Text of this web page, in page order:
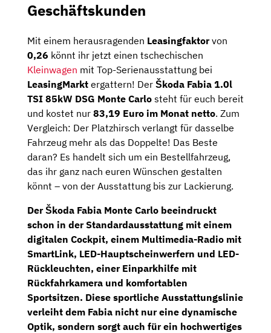
Geschäftskunden
Mit einem herausragenden Leasingfaktorvon
0,26 könnt ihr jetzt einen tschechischen
Kleinwagen mit Top-Serienausstattung bei
LeasingMarkt ergattern! Der Škoda Fabia 1.0l
TSI 85kW DSG Monte Carlo steht für euch bereit
und kostet nur 83,19 Euro im Monat netto. Zum
Vergleich: Der Platzhirsch verlangt für dasselbe
Fahrzeug mehr als das Doppelte! Das Beste
daran? Es handelt sich um ein Bestellfahrzeug,
das ihr ganz nach euren Wünschen gestalten
könnt – von der Ausstattung bis zur Lackierung.
Der Škoda Fabia Monte Carlo beeindruckt
schon in der Standardausstattung mit einem
digitalen Cockpit, einem Multimedia-Radio mit
SmartLink, LED-Hauptscheinwerfern und LED-
Rückleuchten, einer Einparkhilfe mit
Rückfahrkamera und komfortablen
Sportsitzen. Diese sportliche Ausstattungslinie
verleiht dem Fabia nicht nur eine dynamische
Optik, sondern sorgt auch für ein hochwertiges